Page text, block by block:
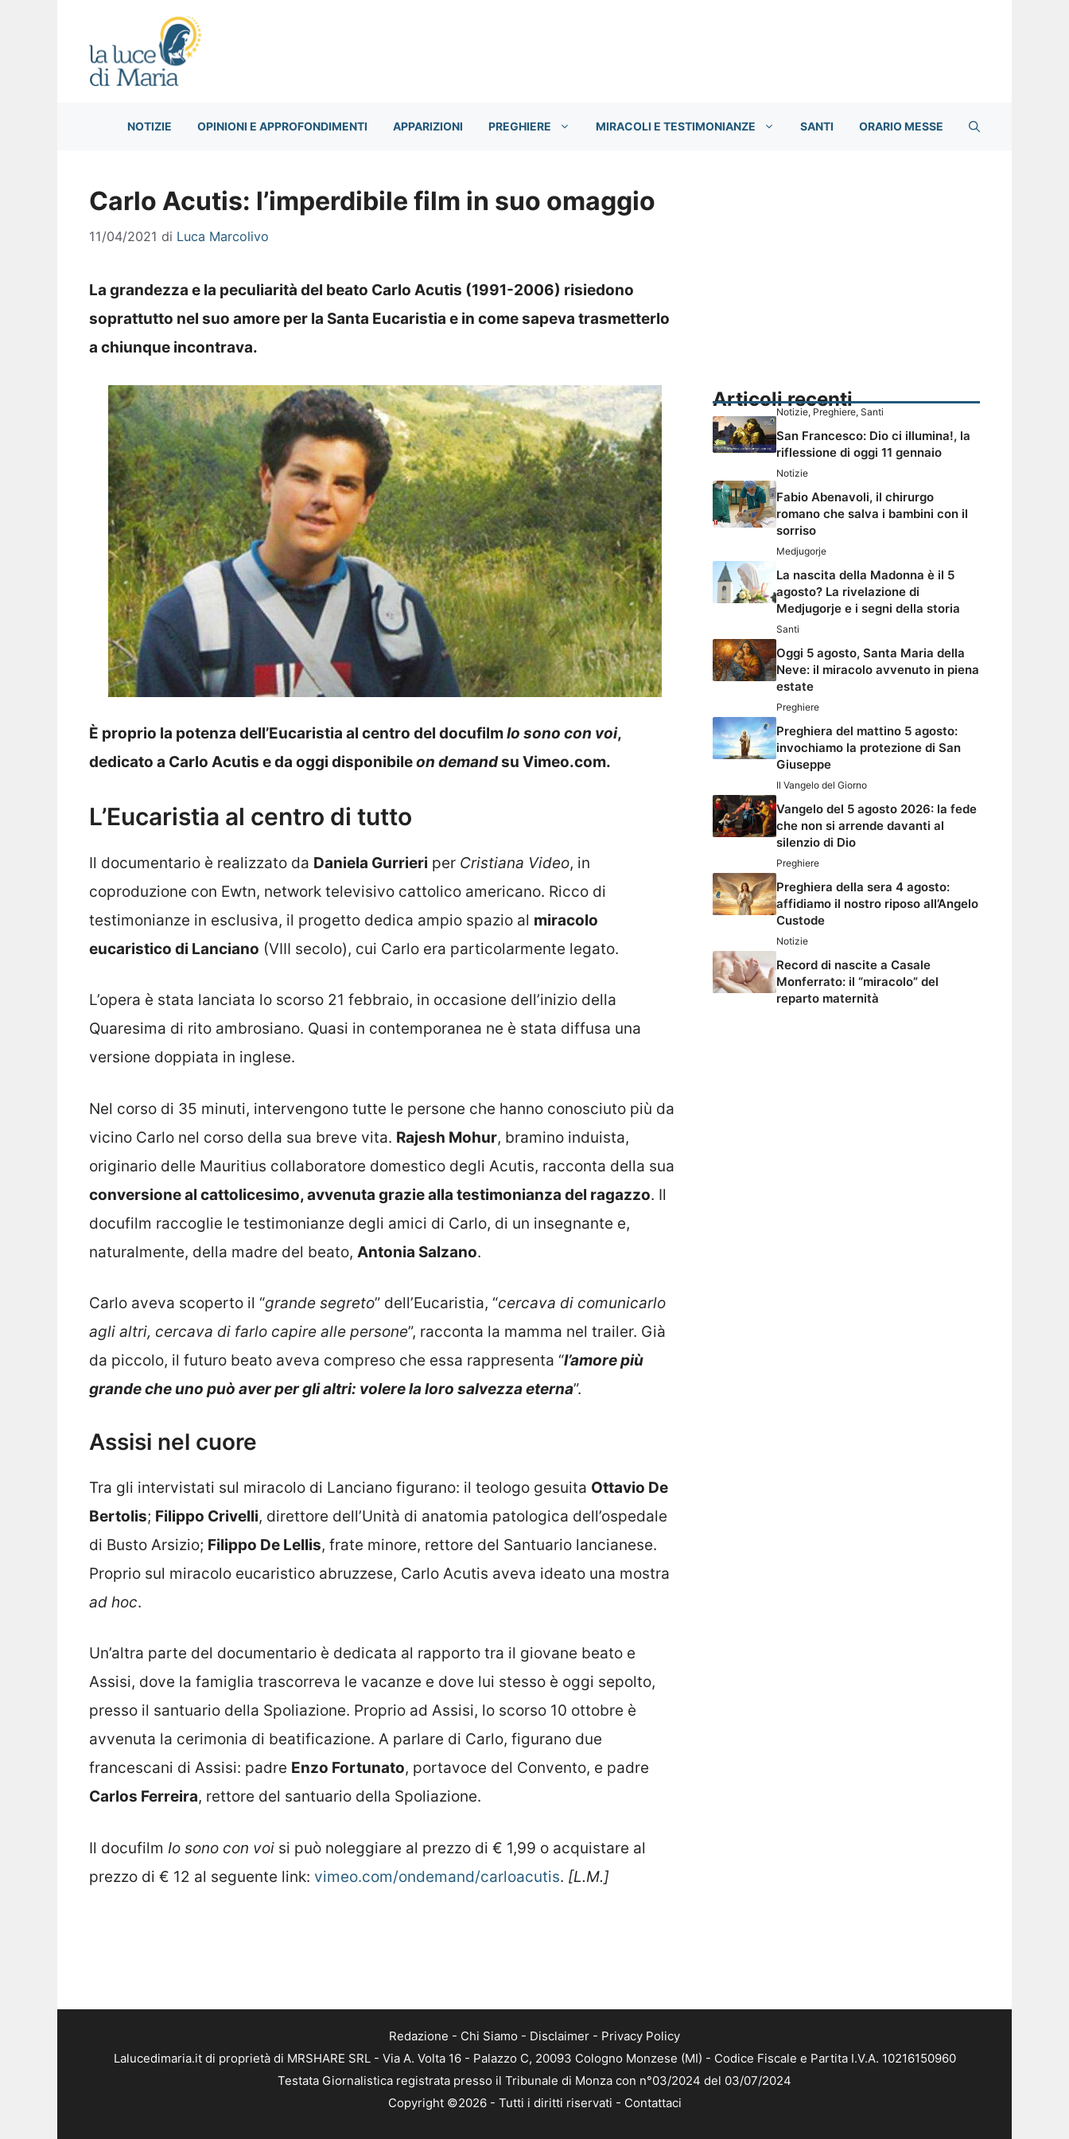
NOTIZIE OPINIONI E APPROFONDIMENTI APPARIZIONI PREGHIERE MIRACOLI E TESTIMONIANZE SANTI ORARIO MESSE
Carlo Acutis: l’imperdibile film in suo omaggio
11/04/2021 di Luca Marcolivo
La grandezza e la peculiarità del beato Carlo Acutis (1991-2006) risiedono
soprattutto nel suo amore per la Santa Eucaristia e in come sapeva trasmetterlo
a chiunque incontrava.
È proprio la potenza dell’Eucaristia al centro del docufilmIo sono con voi,
dedicato a Carlo Acutis e da oggi disponibileon demandsu Vimeo.com.
L’Eucaristia al centro di tutto
Il documentario è realizzato da Daniela Gurrieri per Cristiana Video, in
coproduzione con Ewtn, network televisivo cattolico americano. Ricco di
testimonianze in esclusiva, il progetto dedica ampio spazio al miracolo
eucaristico di Lanciano (VIII secolo), cui Carlo era particolarmente legato.
L’opera è stata lanciata lo scorso 21 febbraio, in occasione dell’inizio della
Quaresima di rito ambrosiano. Quasi in contemporanea ne è stata diffusa una
versione doppiata in inglese.
Nel corso di 35 minuti, intervengono tutte le persone che hanno conosciuto più da
vicino Carlo nel corso della sua breve vita. Rajesh Mohur, bramino induista,
originario delle Mauritius collaboratore domestico degli Acutis, racconta della sua
conversione al cattolicesimo, avvenuta grazie alla testimonianza del ragazzo. Il
docufilm raccoglie le testimonianze degli amici di Carlo, di un insegnante e,
naturalmente, della madre del beato, Antonia Salzano.
Carlo aveva scoperto il “grande segreto” dell’Eucaristia, “cercava di comunicarlo
agli altri, cercava di farlo capire alle persone”, racconta la mamma nel trailer. Già
da piccolo, il futuro beato aveva compreso che essa rappresenta “l’amore più
grande che uno può aver per gli altri: volere la loro salvezza eterna”.
Assisi nel cuore
Tra gli intervistati sul miracolo di Lanciano figurano: il teologo gesuita Ottavio De
Bertolis; Filippo Crivelli, direttore dell’Unità di anatomia patologica dell’ospedale
di Busto Arsizio; Filippo De Lellis, frate minore, rettore del Santuario lancianese.
Proprio sul miracolo eucaristico abruzzese, Carlo Acutis aveva ideato una mostra
ad hoc.
Un’altra parte del documentario è dedicata al rapporto tra il giovane beato e
Assisi, dove la famiglia trascorreva le vacanze e dove lui stesso è oggi sepolto,
presso il santuario della Spoliazione. Proprio ad Assisi, lo scorso 10 ottobre è
avvenuta la cerimonia di beatificazione. A parlare di Carlo, figurano due
francescani di Assisi: padre Enzo Fortunato, portavoce del Convento, e padre
Carlos Ferreira, rettore del santuario della Spoliazione.
Il docufilm Io sono con voi si può noleggiare al prezzo di € 1,99 o acquistare al
prezzo di € 12 al seguente link: vimeo.com/ondemand/carloacutis. [L.M.]
Articoli recenti
Notizie, Preghiere, Santi
San Francesco: Dio ci illumina!, la
riflessione di oggi 11 gennaio
Notizie
Fabio Abenavoli, il chirurgo
romano che salva i bambini con il
sorriso
Medjugorje
La nascita della Madonna è il 5
agosto? La rivelazione di
Medjugorje e i segni della storia
Santi
Oggi 5 agosto, Santa Maria della
Neve: il miracolo avvenuto in piena
estate
Preghiere
Preghiera del mattino 5 agosto:
invochiamo la protezione di San
Giuseppe
Il Vangelo del Giorno
Vangelo del 5 agosto 2026: la fede
che non si arrende davanti al
silenzio di Dio
Preghiere
Preghiera della sera 4 agosto:
affidiamo il nostro riposo all’Angelo
Custode
Notizie
Record di nascite a Casale
Monferrato: il “miracolo” del
reparto maternità
Redazione - Chi Siamo - Disclaimer - Privacy Policy
Lalucedimaria.it di proprietà di MRSHARE SRL - Via A. Volta 16 - Palazzo C, 20093 Cologno Monzese (MI) - Codice Fiscale e Partita I.V.A. 10216150960
Testata Giornalistica registrata presso il Tribunale di Monza con n°03/2024 del 03/07/2024
Copyright ©2026 - Tutti i diritti riservati - Contattaci